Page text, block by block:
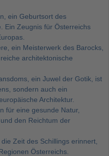
ein Geburtsort des
Ein Zeugnis für Österreichs
ein Meisterwerk des Barocks,
architektonische
ein Juwel der Gotik, ist
sondern auch ein
Architektur.
für eine gesunde Natur,
den Reichtum der
Zeit des Schillings erinnert,
Österreichs.